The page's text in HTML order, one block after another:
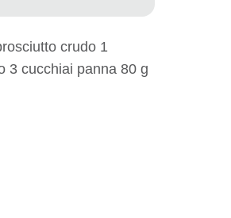
crudo 1
3 cucchiai panna 80 g